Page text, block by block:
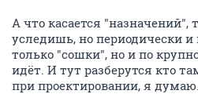
А что касается
уследишь, но периодически
только "сошки", но и по
идёт. И тут разберутся кто
при проектировании, я думаю.